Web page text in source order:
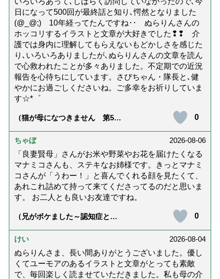
日になって500回が最終話と知り､愕然となりました
(@_@;) 10年経ってたんですね･･ ぬらりんさんの
ホッコリするイラストと文章が大好きでした❢❢ 介
護では身内に理解してもらえないもどかしさを感じた
り､いろいろありましたが､ぬらりんさんの文章を読ん
で心救われたことが多々ありました。不定期での近況
報告を心待ちにしています。さびちゃん・隊長と､健
やかにお過ごしくださいね。ご多幸をお祈りしていま
す☆*゜
（猫が母になつきません 第500
0
ちゃぼ
2026-08-06
「良妻賢母」さんがお米や野菜やお花を届けたくなる
マナミコさんも、ステキなお姉様です。きっとマナミ
コさんが「うわー！」と喜んでくれる顔を見たくて、
あれこれ詰めて持って来てくださってるのだと思いま
す。 お二人とも良いお友達ですね。
（兄がボケました～認知症と介
達』が届きました」）
0
けい
2026-08-04
ぬらりんさま、長い間ありがとうございました。優し
くてユーモアのあるイラストと文章がとっても素敵
で、毎回楽しく読ませていただきました。私も母の介